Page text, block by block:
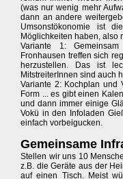
(was nur wenig mehr
dann an andere
Umsonstökonomie ist
Möglichkeiten haben, also
Variante 1:
Fronhausen treffen sich
herzustellen. Das ist
MitstreiterInnen sind auch
Variante 2: Kochplan und
Form ... es gibt einen
und dann immer einige
Vokü in den Infoladen
einfach vorbeigucken.
Gemeinsame
Stellen wir uns 10
z.B. die Geräte aus der
auf einen Tisch. Meist